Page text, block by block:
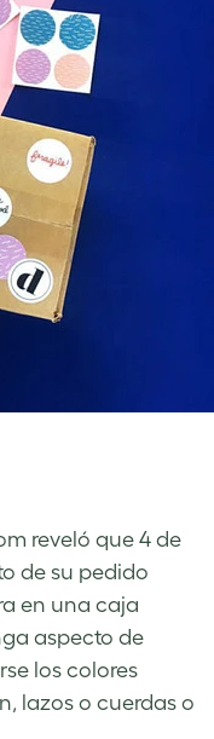
reveló que 4 de
de su pedido
en una caja
aspecto de
los colores
lazos o cuerdas o